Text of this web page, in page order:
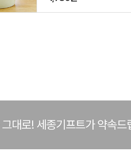
대로! 세종기프트가 약속드